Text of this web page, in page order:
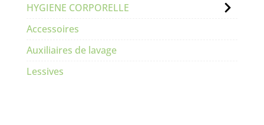
HYGIENE CORPORELLE
Accessoires
Auxiliaires de lavage
Lessives